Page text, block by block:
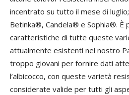
incentrato su tutto il mese di
Betinka®, Candela® e Sophia®. È
caratteristiche di tutte queste
attualmente esistenti nel nostro
troppo giovani per fornire dati
l’albicocco, con queste varietà
considerate valide per tutti gli